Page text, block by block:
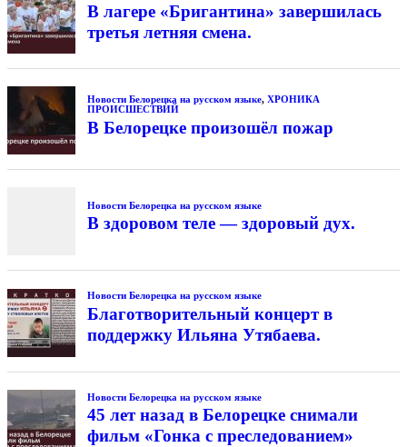
В лагере «Бригантина» завершилась
третья летняя смена.
Новости Белорецка на русском языке, ХРОНИКА
ПРОИСШЕСТВИЙ
В Белорецке произошёл пожар
Новости Белорецка на русском языке
В здоровом теле — здоровый дух.
Новости Белорецка на русском языке
Благотворительный концерт в
поддержку Ильяна Утябаева.
Новости Белорецка на русском языке
45 лет назад в Белорецке снимали
фильм «Гонка с преследованием»